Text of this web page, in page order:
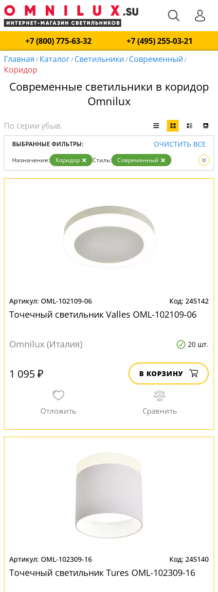
+7 (800) 775-63-32
+7 (495) 255-03-21
Главная / Каталог/ Светильники / Современный /
Коридор
Современные светильники в коридор
Omnilux
ВЫБРАННЫЕ ФИЛЬТРЫ: ОЧИСТИТЬ ВСЕ
Назначение: Коридор Стиль:
Современный
Вид:
Светильники
OML-102109-06 245142
Точечный светильник Valles OML-102109-06
Omnilux (Италия) 20 шт.
1 095 ₽ В КОРЗИНУ
OML-102309-16 245140
Точечный светильник Tures OML-102309-16